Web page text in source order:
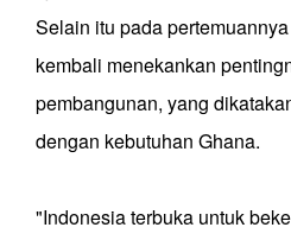
Selain itu pada
kembali menekankan
pembangunan, yang
dengan kebutuhan Ghana.
"Indonesia terbuka untuk